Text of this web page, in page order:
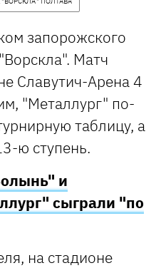
запорожского
Матч
Славутич-Арена 4
"Металлург" по-
таблицу, а
ю ступень.
и
сыграли "по
на стадионе